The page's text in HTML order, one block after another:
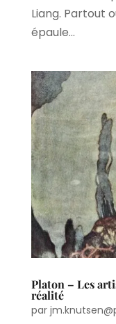
Liang. Partout
épaule...
Platon – Les
réalité
par